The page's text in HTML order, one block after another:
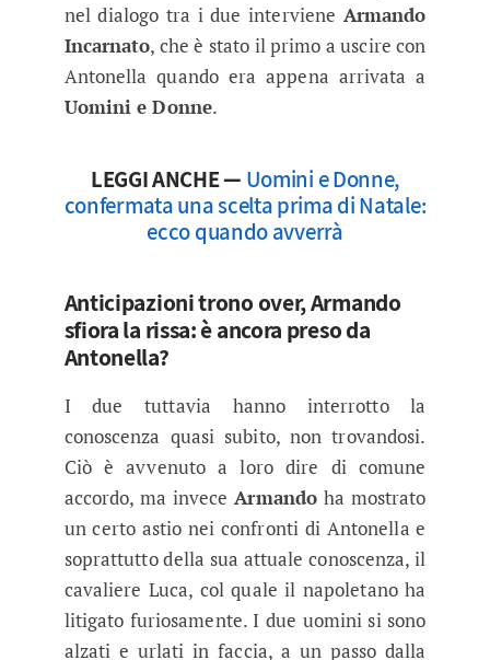
nel dialogo tra i due interviene Armando
Incarnato, che è stato il primo a uscire con
Antonella quando era appena arrivata a
Uomini e Donne.
LEGGI ANCHE — Uomini e Donne,
confermata una scelta prima di Natale:
ecco quando avverrà
Anticipazioni trono over, Armando
sfiora la rissa: è ancora preso da
Antonella?
I due tuttavia hanno interrotto la
conoscenza quasi subito, non trovandosi.
Ciò è avvenuto a loro dire di comune
accordo, ma inveceArmando ha mostrato
un certo astio nei confronti di Antonella e
soprattutto della sua attuale conoscenza, il
cavaliere Luca, col quale il napoletano ha
litigato furiosamente. I due uomini si sono
alzati e urlati in faccia, a un passo dalla